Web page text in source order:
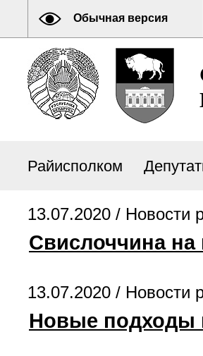
Обычная версия
Райисполком
13.07.2020 / Новости
Свислоччина на
13.07.2020 / Новости
Новые подходы